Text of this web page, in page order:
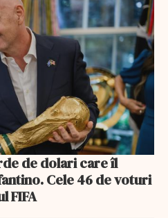
de dolari care îl
Cele 46 de voturi
FIFA